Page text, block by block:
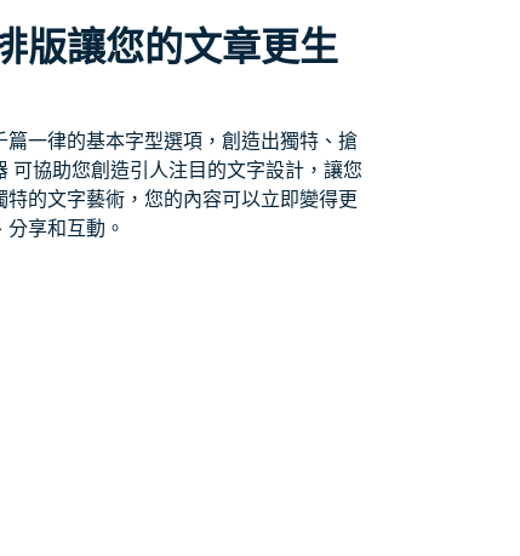
版讓您的文章更生
一律的基本字型選項，創造出獨特、搶
可協助您創造引人注目的文字設計，讓您
的文字藝術，您的內容可以立即變得更
享和互動。